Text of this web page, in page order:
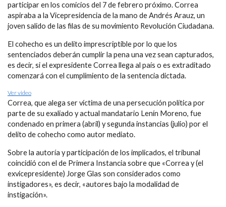
participar en los comicios del 7 de febrero próximo. Correa
aspiraba a la Vicepresidencia de la mano de Andrés Arauz, un
joven salido de las filas de su movimiento Revolución Ciudadana.
El cohecho es un delito imprescriptible por lo que los
sentenciados deberán cumplir la pena una vez sean capturados,
es decir, si el expresidente Correa llega al país o es extraditado
comenzará con el cumplimiento de la sentencia dictada.
Ver video
Correa, que alega ser víctima de una persecución política por
parte de su exaliado y actual mandatario Lenín Moreno, fue
condenado en primera (abril) y segunda instancias (julio) por el
delito de cohecho como autor mediato.
Sobre la autoría y participación de los implicados, el tribunal
coincidió con el de Primera Instancia sobre que «Correa y (el
exvicepresidente) Jorge Glas son considerados como
instigadores», es decir, «autores bajo la modalidad de
instigación».